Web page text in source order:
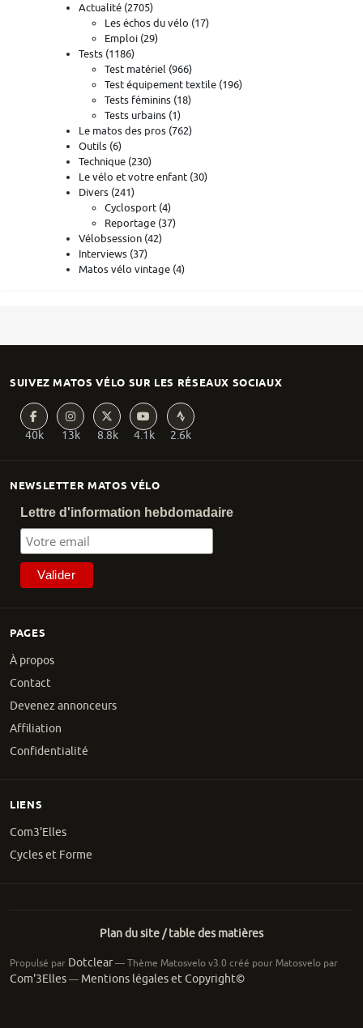
Actualité (2705)
Les échos du vélo (17)
Emploi (29)
Tests (1186)
Test matériel (966)
Test équipement textile (196)
Tests féminins (18)
Tests urbains (1)
Le matos des pros (762)
Outils (6)
Technique (230)
Le vélo et votre enfant (30)
Divers (241)
Cyclosport (4)
Reportage (37)
Vélobsession (42)
Interviews (37)
Matos vélo vintage (4)
PAGES
À propos
Contact
Devenez annonceurs
Affiliation
Confidentialité
NEWSLETTER MATOS VÉLO
Lettre d'information hebdomadaire
SUIVEZ MATOS VÉLO SUR LES RÉSEAUX SOCIAUX
40k 13k 8.8k 4.1k 2.6k
LIENS
Com3'Elles
Cycles et Forme
Plan du site / table des matières
Propulsé par Dotclear— Thème Matosvelo v3.0 créé pour Matosvelo par
Com'3Elles— Mentions légales et Copyright©